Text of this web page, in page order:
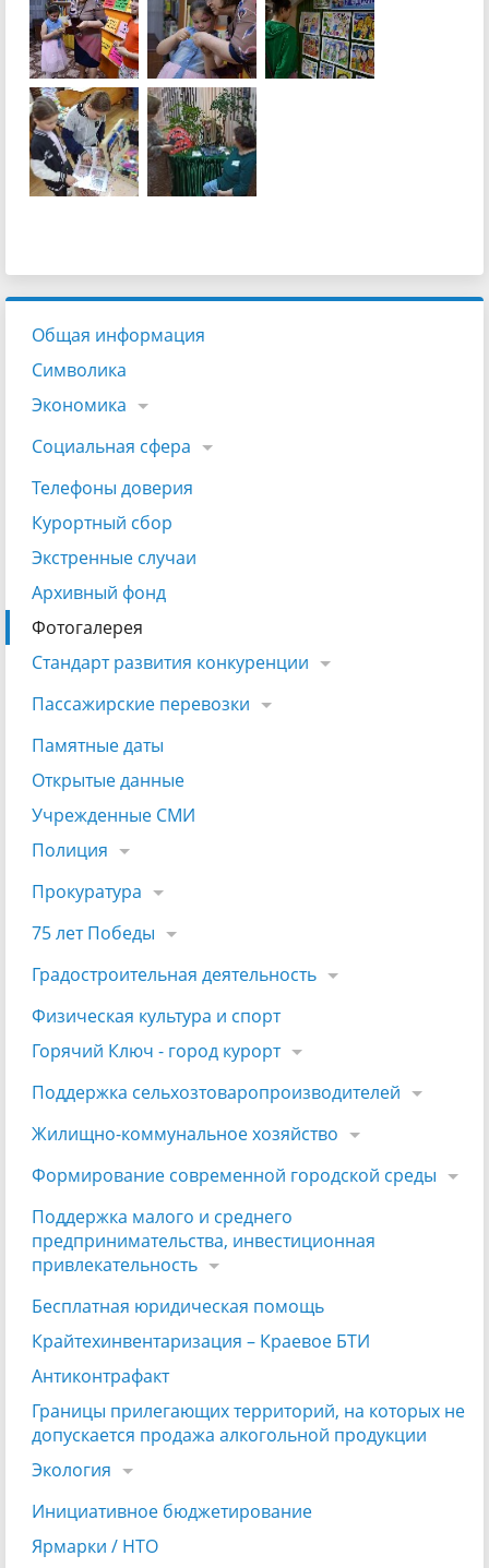
Общая информация
Символика
Экономика
Социальная сфера
Телефоны доверия
Курортный сбор
Экстренные случаи
Архивный фонд
Фотогалерея
Стандарт развития конкуренции
Пассажирские перевозки
Памятные даты
Открытые данные
Учрежденные СМИ
Полиция
Прокуратура
75 лет Победы
Градостроительная деятельность
Физическая культура и спорт
Горячий Ключ - город курорт
Поддержка сельхозтоваропроизводителей
Жилищно-коммунальное хозяйство
Формирование современной городской среды
Поддержка малого и среднего
предпринимательства, инвестиционная
привлекательность
Бесплатная юридическая помощь
Крайтехинвентаризация – Краевое БТИ
Антиконтрафакт
Границы прилегающих территорий, на которых не
допускается продажа алкогольной продукции
Экология
Инициативное бюджетирование
Ярмарки / НТО